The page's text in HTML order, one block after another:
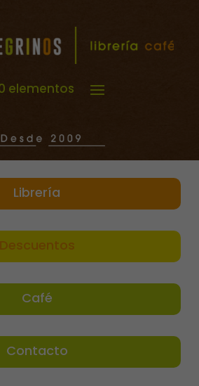
elementos
Librería
Descuentos
Café
Contacto